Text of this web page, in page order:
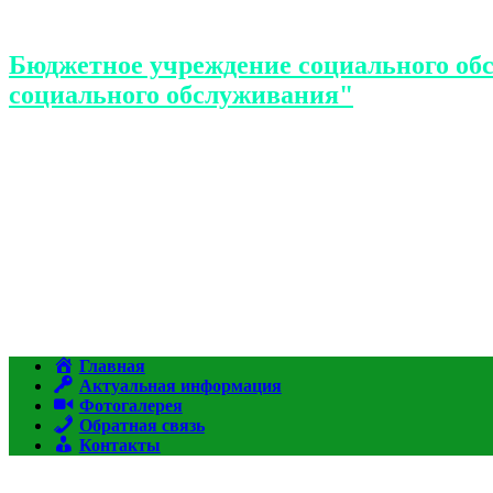
Бюджетное учреждение социального
социального обслуживания"
Главная
Актуальная информация
Фотогалерея
Обратная связь
Контакты